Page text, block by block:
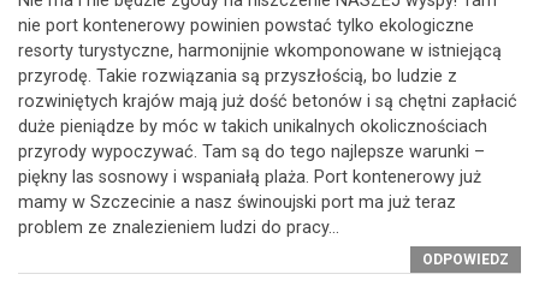
nie port kontenerowy powinien powstać tylko ekologiczne
resorty turystyczne, harmonijnie wkomponowane w istniejącą
przyrodę. Takie rozwiązania są przyszłością, bo ludzie z
rozwiniętych krajów mają już dość betonów i są chętni zapłacić
duże pieniądze by móc w takich unikalnych okolicznościach
przyrody wypoczywać. Tam są do tego najlepsze warunki –
piękny las sosnowy i wspaniałą plaża. Port kontenerowy już
mamy w Szczecinie a nasz świnoujski port ma już teraz
problem ze znalezieniem ludzi do pracy…
ODPOWIEDZ